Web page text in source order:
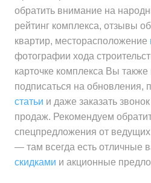
обратить внимание на
рейтинг комплекса, отзывы
квартир, месторасположение
фотографии хода
карточке комплекса Вы
подписаться на обновления,
статьи и даже заказать
продаж. Рекомендуем
спецпредложения от
— там всегда есть отличные
скидками и акционные